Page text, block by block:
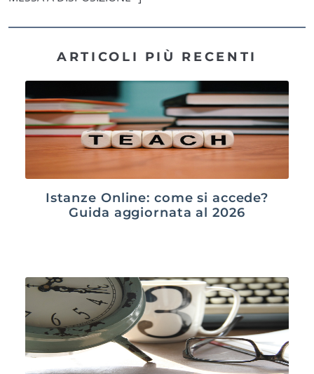
ARTICOLI PIÙ RECENTI
Istanze Online: come si accede?
Guida aggiornata al 2026